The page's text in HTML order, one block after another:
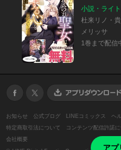
アプ
小説・ライ
杜来リノ・
メリッサ
1巻まで配信
お知らせ 公式ブログ LINEコミックス ヘ
特定商取引法について
コンテンツ配信許諾
会社概要